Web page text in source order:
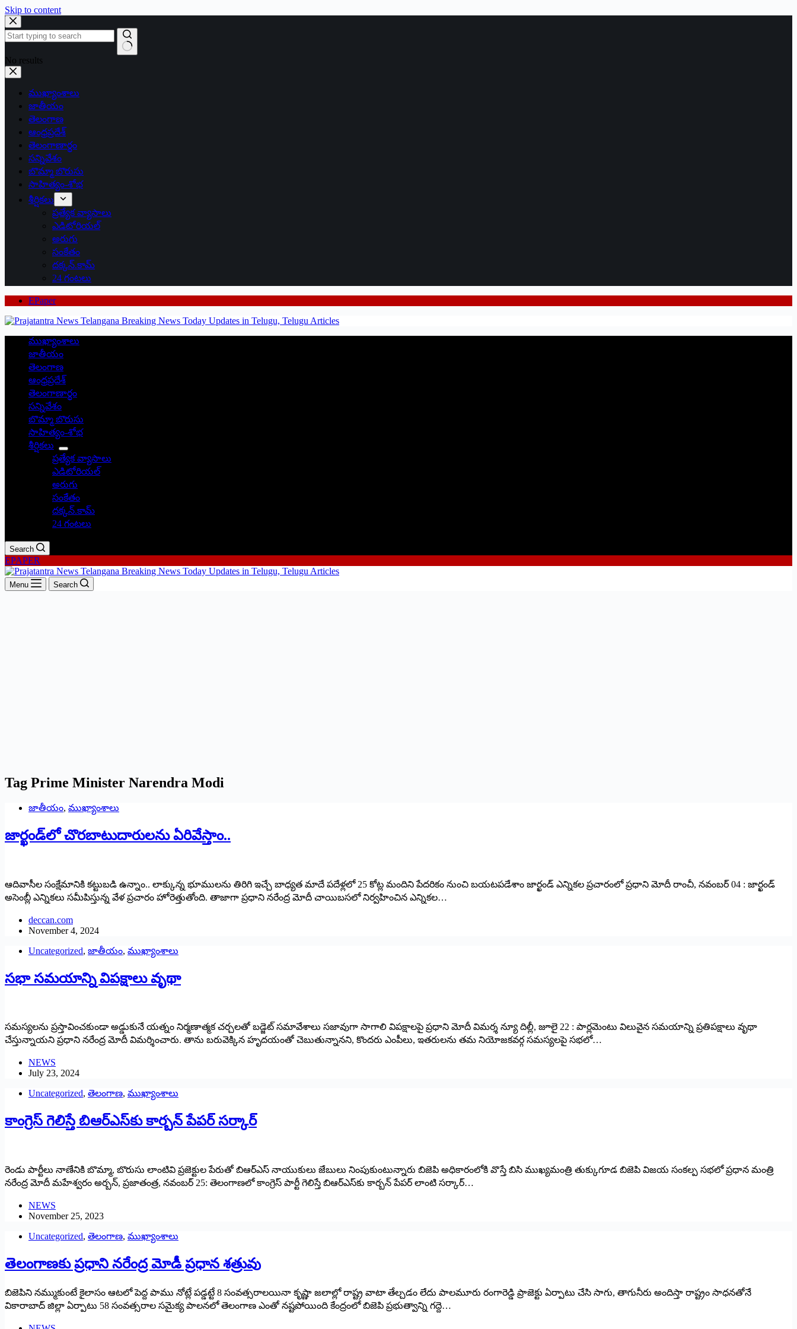
Skip to content
No results
ముఖ్యాంశాలు
జాతీయం
తెలంగాణ
ఆంధ్రప్రదేశ్
తెలంగాణార్థం
సన్నివేశం
బొమ్మా బొరుసు
సాహిత్యం-శోభ
శీర్షికలు
ప్రత్యేక వ్యాసాలు
ఎడిటోరియల్
అరుగు
సంకేతం
దక్కన్.కామ్
24 గంటలు
EPaper
ముఖ్యాంశాలు
జాతీయం
తెలంగాణ
ఆంధ్రప్రదేశ్
తెలంగాణార్థం
సన్నివేశం
బొమ్మా బొరుసు
సాహిత్యం-శోభ
శీర్షికలు
ప్రత్యేక వ్యాసాలు
ఎడిటోరియల్
అరుగు
సంకేతం
దక్కన్.కామ్
24 గంటలు
Search
EPAPER
Menu Search
Tag Prime Minister Narendra Modi
జాతీయం, ముఖ్యాంశాలు
జార్ఖండ్‌లో చొరబాటుదారులను ఏరివేస్తాం..
ఆదివాసీల సంక్షేమానికి కట్టుబడి ఉన్నాం.. లాక్కున్న భూములను తిరిగి ఇచ్చే బాధ్యత మాదే పదేళ్లలో 25 కోట్ల మందిని పేదరికం నుంచి బయటపడేశాం జార్ఖండ్‌ ఎన్నికల ప్రచారంలో ప్రధాని మోదీ రాంచీ, నవంబర్‌ 04 : జార్ఖండ్‌
అసెంబ్లీ ఎన్నికలు సమీపిస్తున్న వేళ ప్రచారం హోరెత్తుతోంది. తాజాగా ప్రధాని నరేంద్ర మోదీ చాయిబసలో నిర్వహించిన ఎన్నికల…
deccan.com
November 4, 2024
Uncategorized, జాతీయం, ముఖ్యాంశాలు
సభా సమయాన్ని విపక్షాలు వృథా
సమస్యలను ప్రస్తావించకుండా అడ్డుకునే యత్నం నిర్మణాత్మక చర్చలతో బడ్జెట్‌ సమావేశాలు సజావుగా సాగాలి విపక్షాలపై ప్రధాని మోదీ విమర్శ న్యూ దిల్లీ, జూలై 22 : పార్లమెంటు విలువైన సమయాన్ని ప్రతిపక్షాలు వృథా
చేస్తున్నాయని ప్రధాని నరేంద్ర మోదీ విమర్శించారు. తాను బరువెక్కిన హృదయంతో చెబుతున్నానని, కొందరు ఎంపీలు, ఇతరులను తమ నియోజకవర్గ సమస్యలపై సభలో…
NEWS
July 23, 2024
Uncategorized, తెలంగాణ, ముఖ్యాంశాలు
కాంగ్రెస్‌ ‌గెలిస్తే బిఆర్‌ఎస్‌కు కార్బన్‌ ‌పేపర్‌ ‌సర్కార్‌
రెండు పార్టీలు నాణేనికి బొమ్మా, బొరుసు లాంటివి ప్రజెక్టుల పేరుతో బిఆర్‌ఎస్‌ ‌నాయుకులు జేబులు నింపుకుంటున్నారు బిజెపి అధికారంలోకి వొస్తే బిసి ముఖ్యమంత్రి తుక్కుగూడ బిజెపి విజయ సంకల్ప సభలో ప్రధాన మంత్రి
నరేంద్ర మోదీ మహేశ్వరం అర్బన్‌, ‌ప్రజాతంత్ర, నవంబర్‌ 25: ‌తెలంగాణలో కాంగ్రెస్‌ ‌పార్టీ గెలిస్తే బిఆర్‌ఎస్‌కు కార్బన్‌ ‌పేపర్‌ ‌లాంటి సర్కార్‌…
NEWS
November 25, 2023
Uncategorized, తెలంగాణ, ముఖ్యాంశాలు
తెలంగాణకు ప్రధాని నరేంద్ర మోడీ ప్రధాన శత్రువు
బిజెపిని నమ్ముకుంటే కైలాసం ఆటలో పెద్ద పాము నోట్లే పడ్డట్టే 8 సంవత్సరాలయినా కృష్ణా జలాల్లో రాష్ట్ర వాటా తేల్చడం లేదు పాలమూరు రంగారెడ్డి ప్రాజెక్టు ఏర్పాటు చేసి సాగు, తాగునీరు అందిస్తా రాష్ట్రం సాధనతోనే
వికారాబాద్‌ ‌జిల్లా ఏర్పాటు 58 సంవత్సరాల సమైక్య పాలనలో తెలంగాణ ఎంతో నష్టపోయింది కేంద్రంలో బిజెపి ప్రభుత్వాన్ని గద్దె…